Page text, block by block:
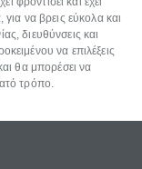
να βρεις εύκολα και
διευθύνσεις και
να επιλέξεις
θα μπορέσει να
τρόπο.